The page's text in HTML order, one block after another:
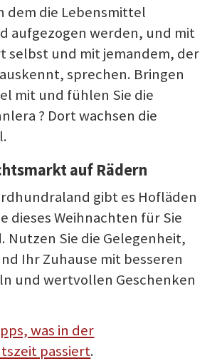
dem die Lebensmittel
aufgezogen werden, und mit
selbst und mit jemandem, der
sprechen. Bringen
mit und fühlen Sie die
? Dort wachsen die
auf Rädern
gibt es Hofläden
dieses Weihnachten für Sie
Nutzen Sie die Gelegenheit,
Ihr Zuhause mit besseren
und wertvollen Geschenken
was in der
passiert.